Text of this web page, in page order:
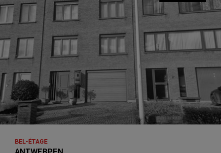
BEL-ÉTAGE